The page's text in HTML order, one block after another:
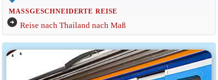
MASSGESCHNEIDERTE REISE
arrow_circle_right Reise nach Thailand nach Maß